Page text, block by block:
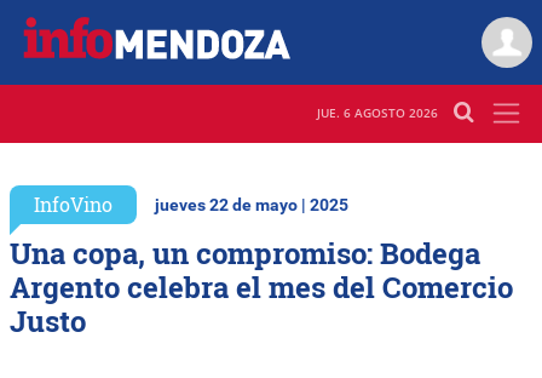
JUE. 6 AGOSTO 2026
InfoVino jueves 22 de mayo | 2025
Una copa, un compromiso: Bodega
Argento celebra el mes del Comercio
Justo